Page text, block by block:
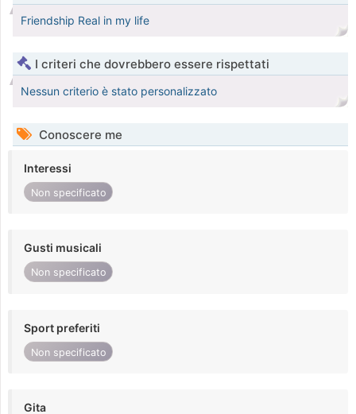
Friendship Real in my life
I criteri che dovrebbero essere rispettati
Nessun criterio è stato personalizzato
Conoscere me
Interessi
Non specificato
Gusti musicali
Non specificato
Sport preferiti
Non specificato
Gita